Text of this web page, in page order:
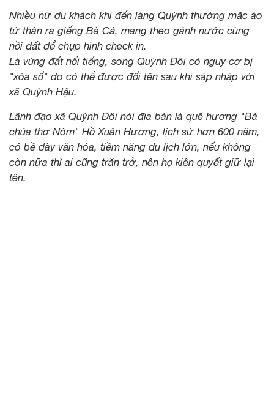
Nhiều nữ du khách khi đến làng Quỳnh thường mặc áo
tứ thân ra giếng Bà Cả, mang theo gánh nước cùng
nồi đất để chụp hình check in.
Là vùng đất nổi tiếng, song Quỳnh Đôi có nguy cơ bị
"xóa sổ" do có thể được đổi tên sau khi sáp nhập với
xã Quỳnh Hậu.
Lãnh đạo xã Quỳnh Đôi nói địa bàn là quê hương "Bà
chúa thơ Nôm" Hồ Xuân Hương, lịch sử hơn 600 năm,
có bề dày văn hóa, tiềm năng du lịch lớn, nếu không
còn nữa thì ai cũng trăn trở, nên họ kiên quyết giữ lại
tên.